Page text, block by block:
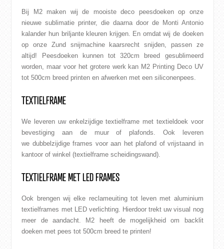
Bij M2 maken wij de mooiste deco peesdoeken op onze
nieuwe sublimatie printer, die daarna door de Monti Antonio
kalander hun briljante kleuren krijgen. En omdat wij de doeken
op onze Zund snijmachinekaarsrecht snijden, passen ze
altijd! Peesdoeken kunnen tot 320cm breed gesublimeerd
worden, maar voor het grotere werk kan M2 Printing Deco UV
tot 500cm breed printen en afwerken met een siliconenpees.
TEXTIELFRAME
We leveren uw enkelzijdige textielframe met textieldoek voor
bevestiging aan de muur of plafonds. Ook leveren
we dubbelzijdige frames voor aan het plafond of vrijstaand in
kantoor of winkel (textielframe scheidingswand).
TEXTIELFRAME MET LED FRAMES
Ook brengen wij elke reclameuiting tot leven met aluminium
textielframes met LED verlichting. Hierdoor trekt uw visual nog
meer de aandacht. M2 heeft de mogelijkheid om backlit
doeken met pees tot 500cm breed te printen!